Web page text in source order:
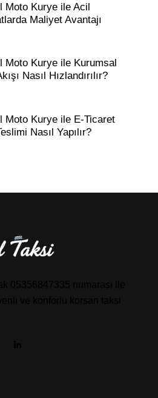
Moto Kurye ile Acil
Maliyet Avantajı
Moto Kurye ile Kurumsal
Nasıl Hızlandırılır?
Moto Kurye ile E-Ticaret
Nasıl Yapılır?